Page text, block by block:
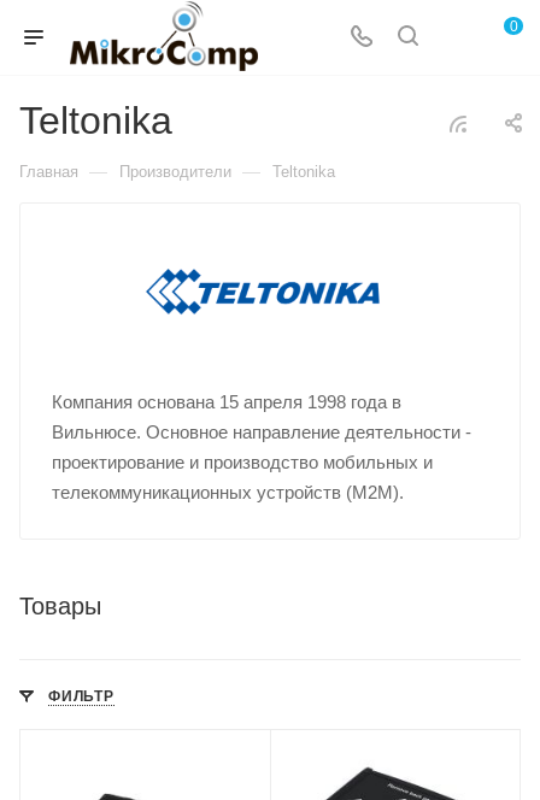
0
Teltonika
Главная — Производители — Teltonika
Компания основана 15 апреля 1998 года в
Вильнюсе. Основное направление деятельности -
проектирование и производство мобильных и
телекоммуникационных устройств (M2M).
Товары
ФИЛЬТР